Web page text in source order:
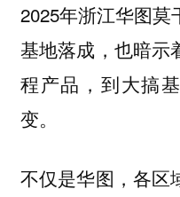
2025年浙江华图
基地落成，也暗示
程产品，到大搞
变。
不仅是华图，各区